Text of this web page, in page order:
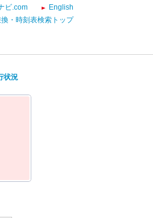
ビ.com
English
・時刻表検索トップ
状況